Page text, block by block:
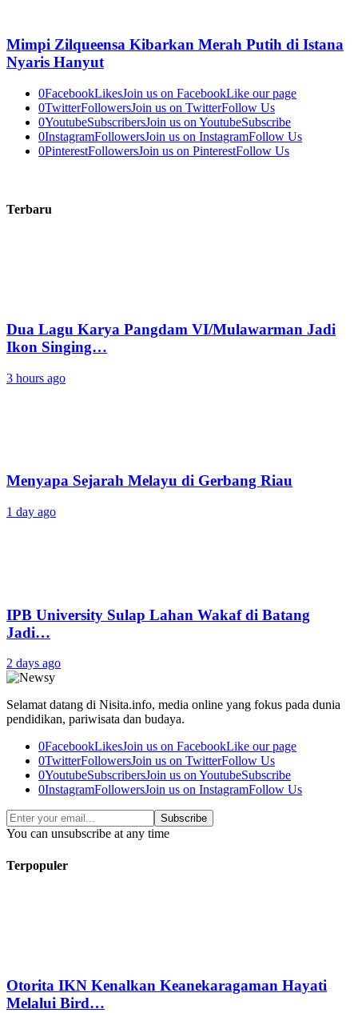
Mimpi Zilqueensa Kibarkan Merah Putih di Istana
Nyaris Hanyut
0FacebookLikesJoin us on FacebookLike our page
0TwitterFollowersJoin us on TwitterFollow Us
0YoutubeSubscribersJoin us on YoutubeSubscribe
0InstagramFollowersJoin us on InstagramFollow Us
0PinterestFollowersJoin us on PinterestFollow Us
Terbaru
Dua Lagu Karya Pangdam VI/Mulawarman Jadi
Ikon Singing…
3 hours ago
Menyapa Sejarah Melayu di Gerbang Riau
1 day ago
IPB University Sulap Lahan Wakaf di Batang
Jadi…
2 days ago
Selamat datang di Nisita.info, media online yang fokus pada dunia
pendidikan, pariwisata dan budaya.
0FacebookLikesJoin us on FacebookLike our page
0TwitterFollowersJoin us on TwitterFollow Us
0YoutubeSubscribersJoin us on YoutubeSubscribe
0InstagramFollowersJoin us on InstagramFollow Us
Subscribe
You can unsubscribe at any time
Terpopuler
Otorita IKN Kenalkan Keanekaragaman Hayati
Melalui Bird…